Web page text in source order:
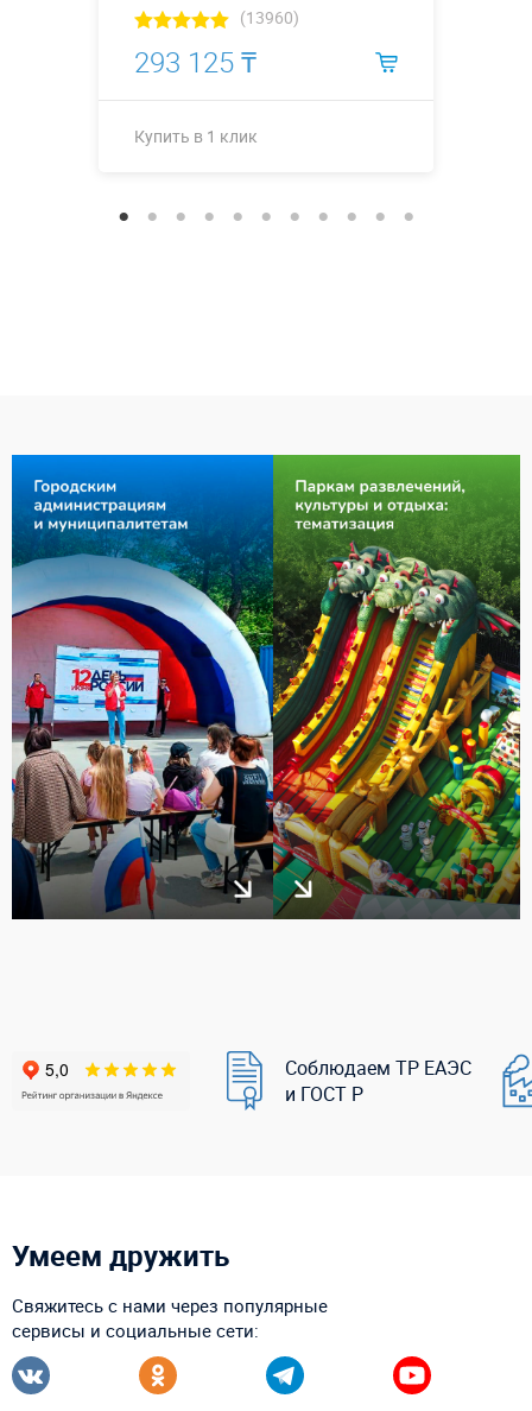
(13960)
293 125 ₸
Купить в 1 клик
Соблюдаем ТР ЕАЭС
и ГОСТ Р
Умеем дружить
Свяжитесь с нами через популярные
сервисы и социальные сети: